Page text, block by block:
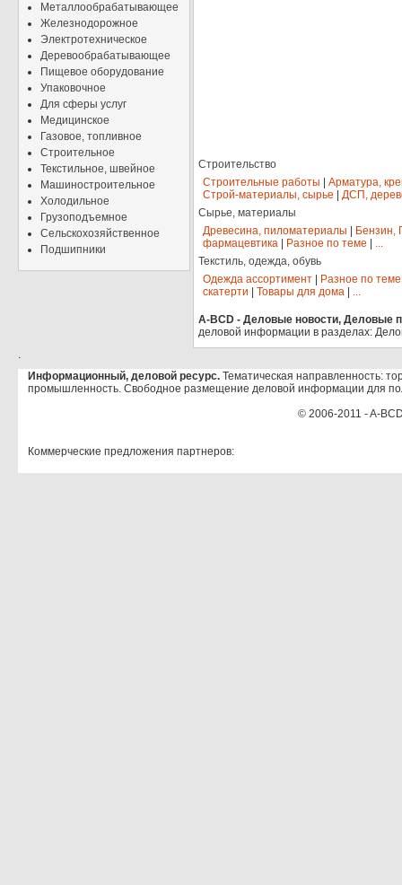
Металлообрабатывающее
Железнодорожное
Электротехническое
Деревообрабатывающее
Пищевое оборудование
Упаковочное
Для сферы услуг
Медицинское
Газовое, топливное
Строительное
Текстильное, швейное
Машиностроительное
Холодильное
Грузоподъемное
Сельскохозяйственное
Подшипники
Строительство
Строительные работы
Арматура,
Строй-материалы, сырье
ДСП,
Сырье, материалы
Древесина, пиломатериалы
Бензин,
фармацевтика
Разное по теме
...
Текстиль, одежда, обувь
Одежда ассортимент
Разное по теме
скатерти
Товары для дома ...
A-BCD - Деловые новости, Деловые
деловой информации в разделах:
.
Информационный, деловой ресурс. Тематическая направленность:
промышленность. Свободное размещение деловой информации для
© 2006-2011 - A-
Коммерческие предложения партнеров: